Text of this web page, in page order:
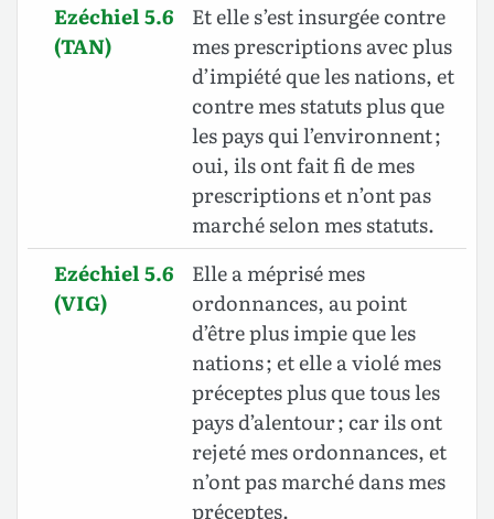
Ezéchiel 5.6
(TAN)
Et elle s’est insurgée contre
mes prescriptions avec plus
d’impiété que les nations, et
contre mes statuts plus que
les pays qui l’environnent ;
oui, ils ont fait fi de mes
prescriptions et n’ont pas
marché selon mes statuts.
Ezéchiel 5.6
(VIG)
Elle a méprisé mes
ordonnances, au point
d’être plus impie que les
nations ; et elle a violé mes
préceptes plus que tous les
pays d’alentour ; car ils ont
rejeté mes ordonnances, et
n’ont pas marché dans mes
préceptes.